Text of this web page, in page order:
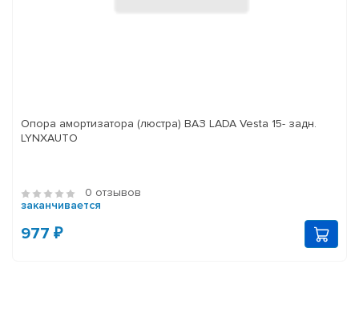
Опора амортизатора (люстра) ВАЗ LADA Vesta 15- задн.
LYNXAUTO
0 отзывов
заканчивается
977 ₽